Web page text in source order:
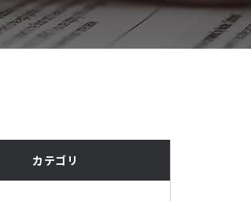
カテゴリ